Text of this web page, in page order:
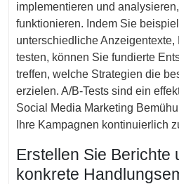
implementieren und
funktionieren. Indem Sie
unterschiedliche
testen, können Sie fundierte
treffen, welche Strategien die
erzielen. A/B-Tests sind ein
Social Media Marketing
Ihre Kampagnen kontinuierlich
Erstellen Sie Berichte
konkrete